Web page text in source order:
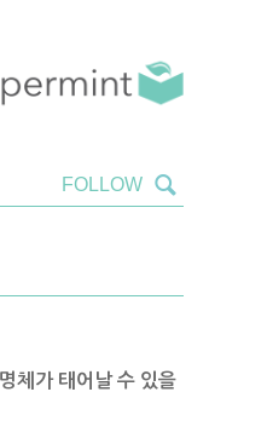
체가 태어날 수 있을